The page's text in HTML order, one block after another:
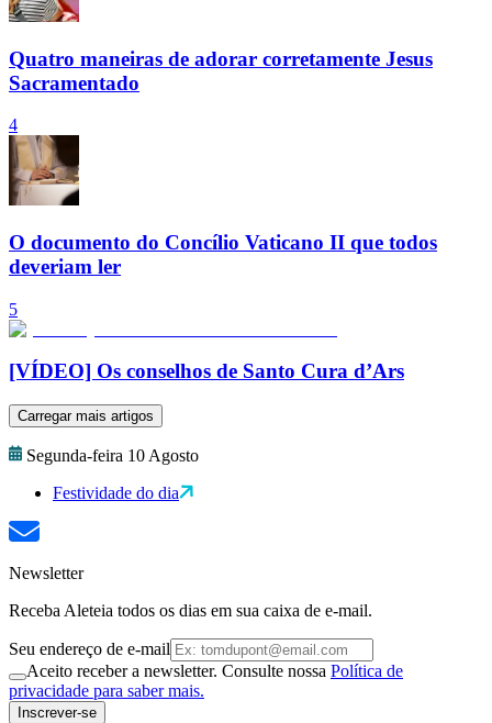
Quatro maneiras de adorar corretamente Jesus
Sacramentado
4
O documento do Concílio Vaticano II que todos
deveriam ler
5
[VÍDEO] Os conselhos de Santo Cura d’Ars
Carregar mais artigos
Segunda-feira 10 Agosto
Festividade do dia
Newsletter
Receba Aleteia todos os dias em sua caixa de e-mail.
Seu endereço de e-mail
Aceito receber a newsletter. Consulte nossa Política de
privacidade para saber mais.
Inscrever-se